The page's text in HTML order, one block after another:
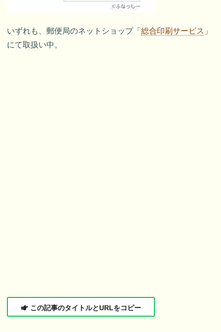
いずれも、郵便局のネットショップ「総合印刷サービス 」
にて取扱い中。
この記事のタイトルとURLをコピー